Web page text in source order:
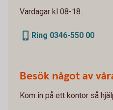
Vardagar kl 08-18.
Ring 0346-550 00
Besök något av
Kom in på ett kontor så